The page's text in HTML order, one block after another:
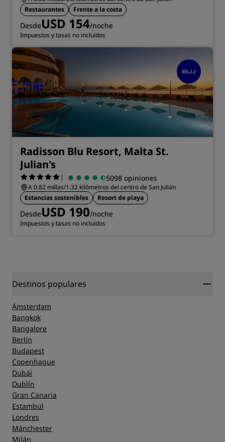
Restaurantes
Frente a la costa
DesdeUSD 154/noche
Impuestos y tasas no incluidos
Radisson Blu Resort, Malta St.
Julian's
| 5098 opiniones
A 0.82 millas/1.32 kilómetros del centro de San Julián
Estancias sostenibles
Resort de playa
DesdeUSD 190/noche
Impuestos y tasas no incluidos
Destinos populares
Ámsterdam
Bangkok
Bangalore
Berlín
Budapest
Copenhague
Dubái
Dublín
Gran Canaria
Estambul
Londres
Mánchester
Milán